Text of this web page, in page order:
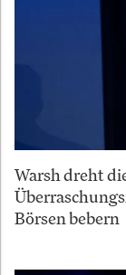
Warsh dreht
Börsen bebern